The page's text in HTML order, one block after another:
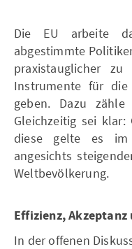
Die EU arbeite
abgestimmte
praxistauglicher
Instrumente für
geben. Dazu
Gleichzeitig sei klar:
diese gelte es im
angesichts
Weltbevölkerung.
Effizienz,
In der offenen